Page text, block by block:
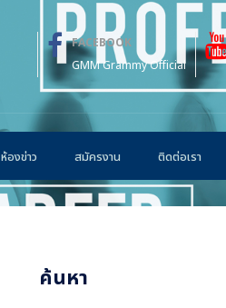
FACEBOOK
GMM Grammy Official
ห้องข่าว สมัครงาน ติดต่อเรา
ค้นหา